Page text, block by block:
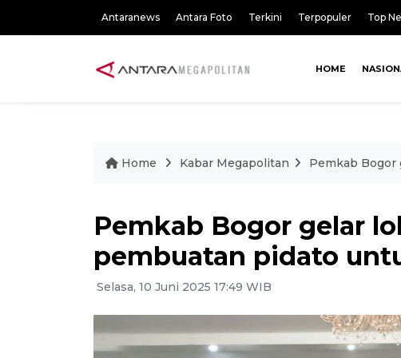
Antaranews Antara Foto Terkini Terpopuler Top
HOME
Home Kabar Megapolitan Pemkab Bogor
Pemkab Bogor gelar
pembuatan pidato
Selasa, 10 Juni 2025 17:49 WIB